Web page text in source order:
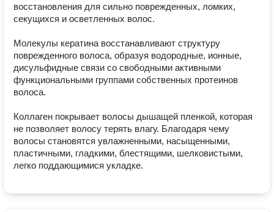
восстановления для сильно поврежденных, ломких,
секущихся и осветленных волос.
Молекулы кератина восстанавливают структуру
поврежденного волоса, образуя водородные, ионные,
дисульфидные связи со свободными активными
функциональными группами собственных протеинов
волоса.
Коллаген покрывает волосы дышащей пленкой, которая
не позволяет волосу терять влагу. Благодаря чему
волосы становятся увлажненными, насыщенными,
пластичными, гладкими, блестящими, шелковистыми,
легко поддающимися укладке.